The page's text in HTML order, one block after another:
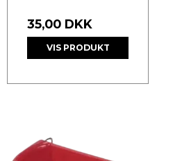
35,00 DKK
VIS PRODUKT